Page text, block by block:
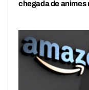
chegada de animes